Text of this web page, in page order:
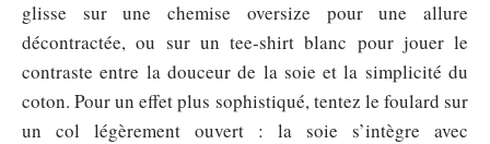
glisse sur une chemise oversize pour une allure
décontractée, ou sur un tee-shirt blanc pour jouer le
contraste entre la douceur de la soie et la simplicité du
coton. Pour un effet plus sophistiqué, tentez le foulard sur
un col légèrement ouvert : la soie s’intègre avec